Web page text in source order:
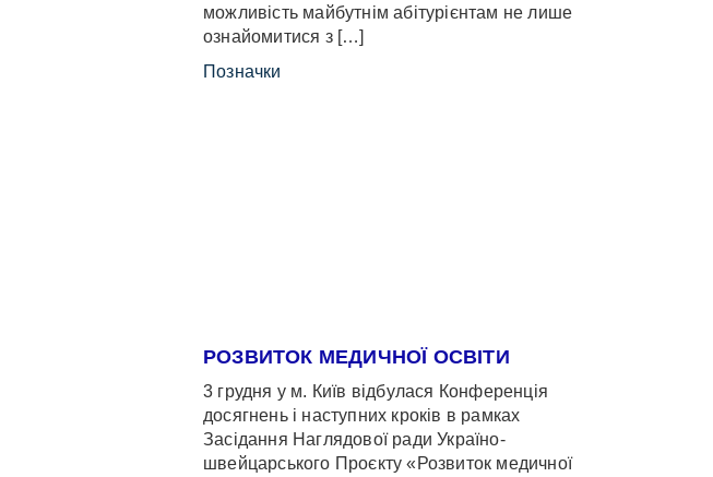
можливість майбутнім абітурієнтам не лише
ознайомитися з […]
Позначки
РОЗВИТОК МЕДИЧНОЇ ОСВІТИ
3 грудня у м. Київ відбулася Конференція
досягнень і наступних кроків в рамках
Засідання Наглядової ради Україно-
швейцарського Проєкту «Розвиток медичної